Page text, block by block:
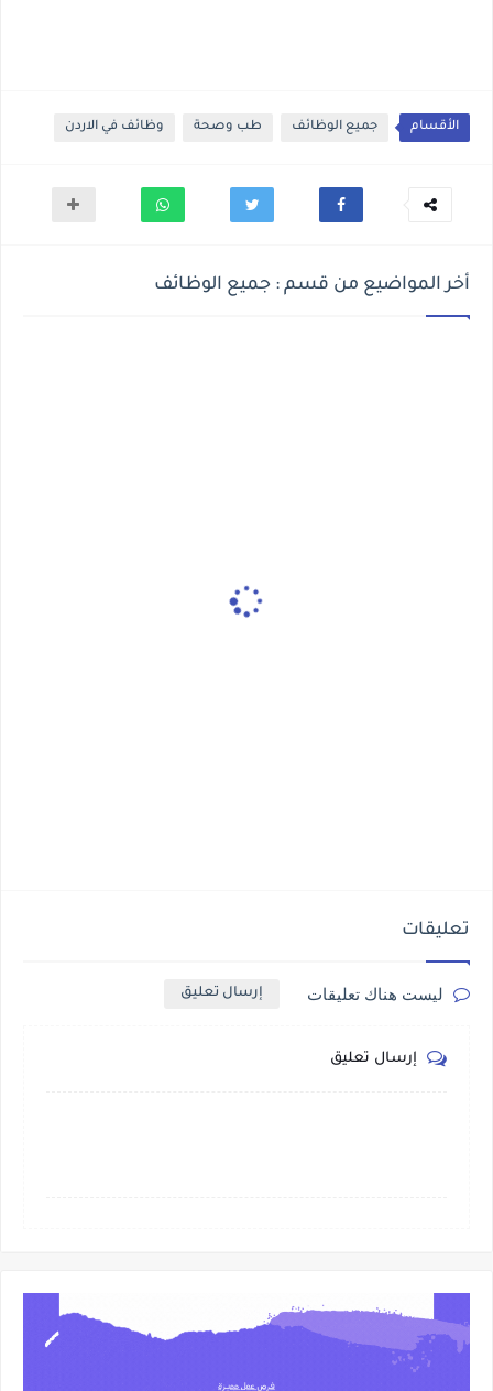
الأقسام جميع الوظائف طب وصحة وظائف في الاردن
أخر المواضيع من قسم : جميع الوظائف
تعليقات
ليست هناك تعليقات إرسال تعليق
إرسال تعليق